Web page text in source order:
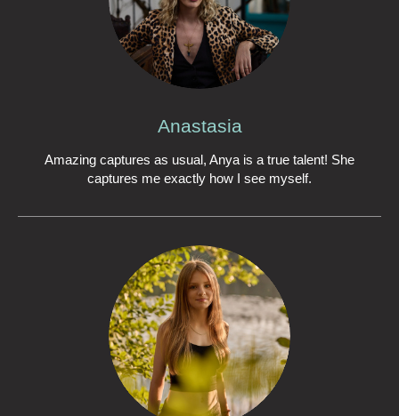
Anastasia
Amazing captures as usual, Anya is a true talent! She
captures me exactly how I see myself.